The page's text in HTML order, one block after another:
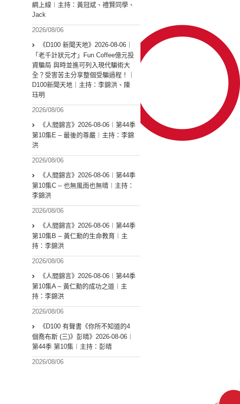
綱上線︱主持：黃冠斌、禮賢同學、
Jack
2026/08/06
《D100 新聞天地》2026-08-06｜
「老千計狀元才」Fun Coffee億元投
資騙局 與時並進可列入現代騙術大
全？受害苦主分享整個受騙過程！｜
D100新聞天地｜主持：李錦洪、陳
珏明
2026/08/06
《人間錦言》2026-08-06︱第44季
第10集E – 最後的尊嚴︱主持：李錦
洪
2026/08/06
《人間錦言》2026-08-06︱第44季
第10集C – 也無風雨也無晴︱主持：
李錦洪
2026/08/06
《人間錦言》2026-08-06︱第44季
第10集B – 黃仁勳的生命教育︱主
持：李錦洪
2026/08/06
《人間錦言》2026-08-06︱第44季
第10集A – 黃仁勳的成功之道︱主
持：李錦洪
2026/08/06
《D100 有聲書《你所不知道的4
個喬布斯 (三)》彭晴》2026-08-06︱
第44季 第10集︱主持：彭晴
2026/08/06